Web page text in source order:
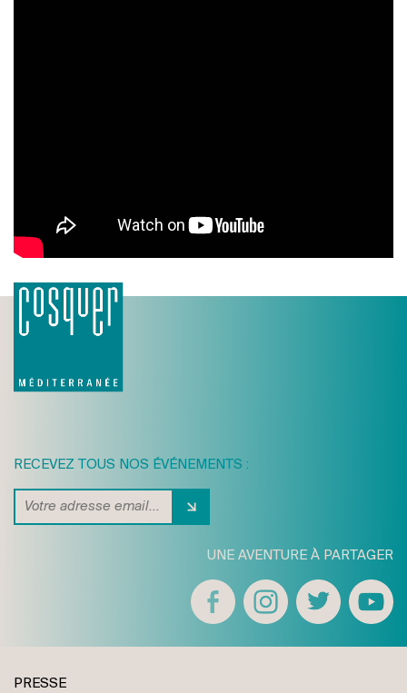
RECEVEZ TOUS NOS ÉVÉNEMENTS :
UNE AVENTURE À PARTAGER
PRESSE